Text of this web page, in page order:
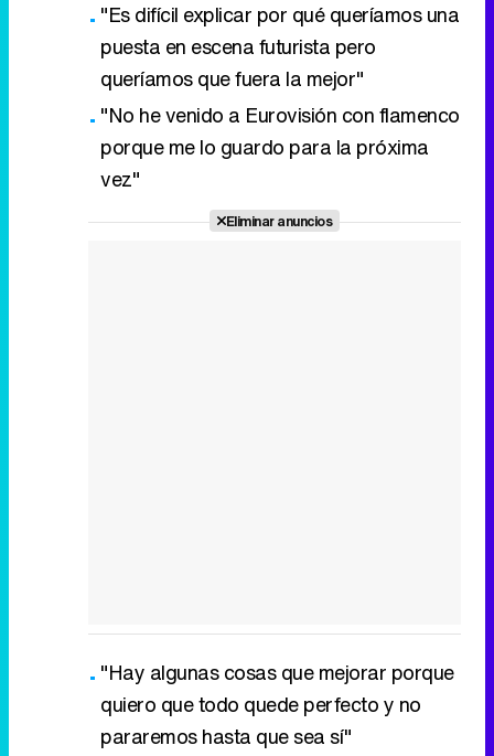
"Es difícil explicar por qué queríamos una
puesta en escena futurista pero
queríamos que fuera la mejor"
"No he venido a Eurovisión con flamenco
porque me lo guardo para la próxima
vez"
Eliminar anuncios
"Hay algunas cosas que mejorar porque
quiero que todo quede perfecto y no
pararemos hasta que sea sí"